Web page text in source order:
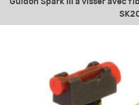
Guidon Spark III à visser avec